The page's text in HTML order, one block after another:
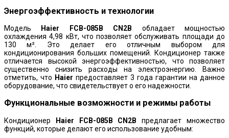
Энергоэффективность и технологии
Модель Haier FCB-085B CN2B обладает мощностью
охлаждения 4,98 кВт, что позволяет обслуживать площади до
130 м². Это делает его отличным выбором для
кондиционирования больших помещений. Кондиционер также
отличается высокой энергоэффективностью, что позволяет
существенно снизить расходы на электроэнергию. Важно
отметить, что Haier предоставляет 3 года гарантии на данное
оборудование, что свидетельствует о его надежности.
Функциональные возможности и режимы работы
Кондиционер Haier FCB-085B CN2B предлагает множество
функций, которые делают его использование удобным: